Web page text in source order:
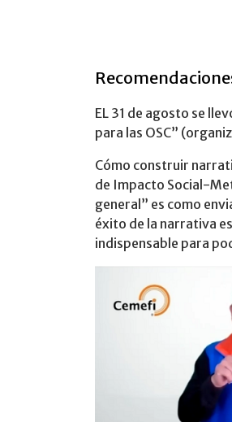
EL 31 de agosto se
para las OSC”
Cómo construir
de Impacto Social-
general” es como
éxito de la narrativa
indispensable para